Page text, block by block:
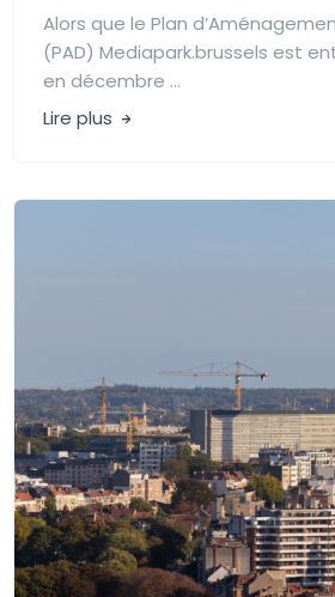
Alors que le Plan
(PAD) Mediapark.brussels est
en décembre ...
Lire plus